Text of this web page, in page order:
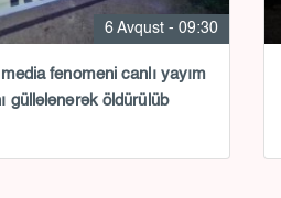
6 Avqust - 09:30
fenomeni canlı yayım
güllələnərək öldürülüb